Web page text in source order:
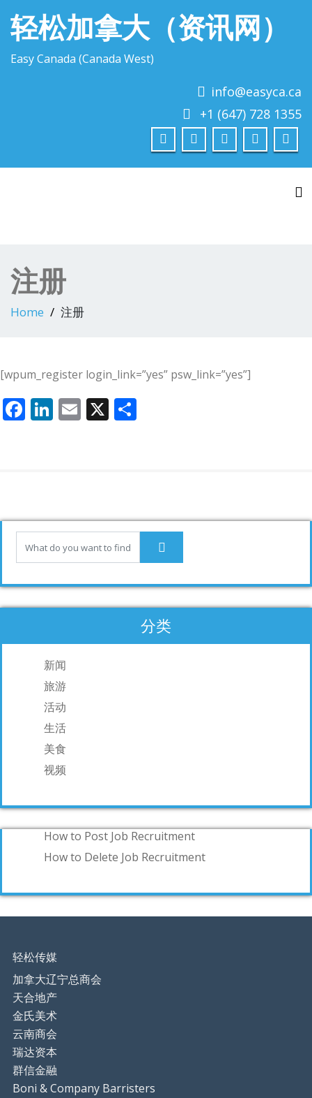
轻松加拿大（资讯网）
Easy Canada (Canada West)
info@easyca.ca
+1 (647) 728 1355
注册
Home 注册
[wpum_register login_link=”yes” psw_link=”yes”]
F
o
k
Li
n
E X
分类
新闻
旅游
活动
生活
美食
视频
How to Post Job Recruitment
How to Delete Job Recruitment
轻松传媒
加拿大辽宁总商会
天合地产
金氏美术
云南商会
瑞达资本
群信金融
Boni & Company Barristers